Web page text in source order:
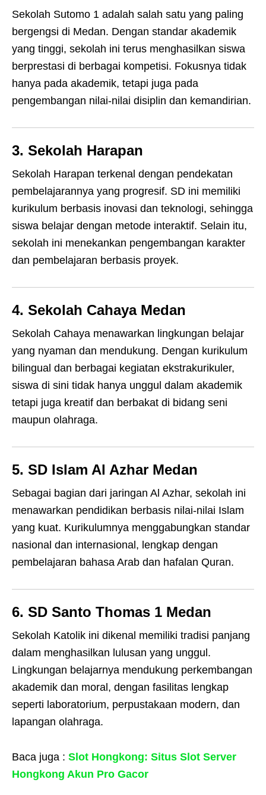
Sekolah Sutomo 1 adalah salah satu yang paling
bergengsi di Medan. Dengan standar akademik
yang tinggi, sekolah ini terus menghasilkan siswa
berprestasi di berbagai kompetisi. Fokusnya tidak
hanya pada akademik, tetapi juga pada
pengembangan nilai-nilai disiplin dan kemandirian.
3. Sekolah Harapan
Sekolah Harapan terkenal dengan pendekatan
pembelajarannya yang progresif. SD ini memiliki
kurikulum berbasis inovasi dan teknologi, sehingga
siswa belajar dengan metode interaktif. Selain itu,
sekolah ini menekankan pengembangan karakter
dan pembelajaran berbasis proyek.
4. Sekolah Cahaya Medan
Sekolah Cahaya menawarkan lingkungan belajar
yang nyaman dan mendukung. Dengan kurikulum
bilingual dan berbagai kegiatan ekstrakurikuler,
siswa di sini tidak hanya unggul dalam akademik
tetapi juga kreatif dan berbakat di bidang seni
maupun olahraga.
5. SD Islam Al Azhar Medan
Sebagai bagian dari jaringan Al Azhar, sekolah ini
menawarkan pendidikan berbasis nilai-nilai Islam
yang kuat. Kurikulumnya menggabungkan standar
nasional dan internasional, lengkap dengan
pembelajaran bahasa Arab dan hafalan Quran.
6. SD Santo Thomas 1 Medan
Sekolah Katolik ini dikenal memiliki tradisi panjang
dalam menghasilkan lulusan yang unggul.
Lingkungan belajarnya mendukung perkembangan
akademik dan moral, dengan fasilitas lengkap
seperti laboratorium, perpustakaan modern, dan
lapangan olahraga.
Baca juga : Slot Hongkong: Situs Slot Server
Hongkong Akun Pro Gacor